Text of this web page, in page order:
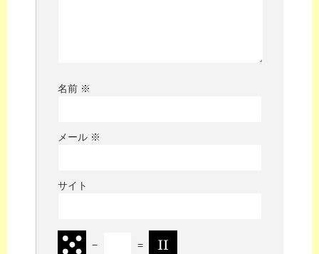
名前 ※
メール ※
サイト
− =